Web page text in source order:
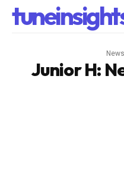
News
Junior H: